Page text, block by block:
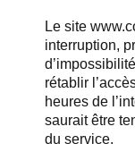
Le site
interruption,
rétablir
heures de
saurait être
du service.